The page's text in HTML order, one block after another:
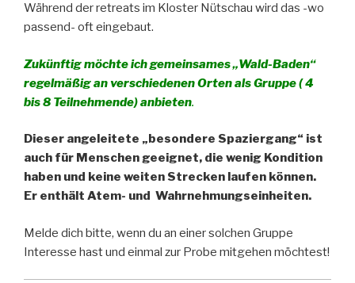
Während der retreats im Kloster Nütschau wird das -wo
passend- oft eingebaut.
Zukünftig möchte ich gemeinsames „Wald-Baden“
regelmäßig an verschiedenen Orten als Gruppe ( 4
bis 8 Teilnehmende) anbieten.
Dieser angeleitete „besondere Spaziergang“ ist
auch für Menschen geeignet, die wenig Kondition
haben und keine weiten Strecken laufen können.
Er enthält Atem- und Wahrnehmungseinheiten.
Melde dich bitte, wenn du an einer solchen Gruppe
Interesse hast und einmal zur Probe mitgehen möchtest!